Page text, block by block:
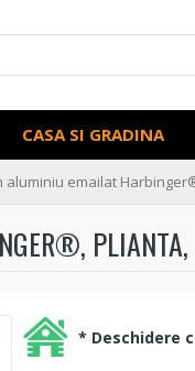
CASA SI GRADINA
emailat
* Deschidere